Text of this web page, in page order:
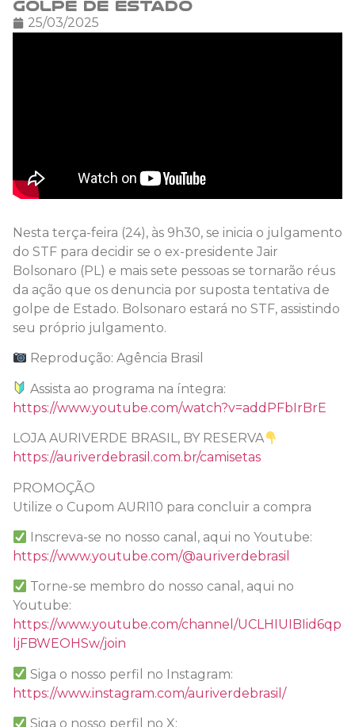
golpe de Estado
25/03/2025
Nesta terça-feira (24), às 9h30, se inicia o julgamento
do STF para decidir se o ex-presidente Jair
Bolsonaro (PL) e mais sete pessoas se tornarão réus
da ação que os denuncia por suposta tentativa de
golpe de Estado. Bolsonaro estará no STF, assistindo
seu próprio julgamento.
Reprodução: Agência Brasil
Assista ao programa na íntegra:
https://www.youtube.com/watch?v=addPFbIrBrE
LOJA AURIVERDE BRASIL, BY RESERVA
https://auriverdebrasil.com.br/camisetas
PROMOÇÃO
Utilize o Cupom AURI10 para concluir a compra
Inscreva-se no nosso canal, aqui no Youtube:
https://www.youtube.com/@auriverdebrasil
Torne-se membro do nosso canal, aqui no
Youtube:
https://www.youtube.com/channel/UCLHIUIBIid6qp
ljFBWEOHSw/join
Siga o nosso perfil no Instagram:
https://www.instagram.com/auriverdebrasil/
Siga o nosso perfil no X: